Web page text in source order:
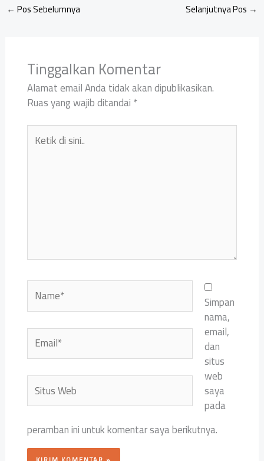
← Pos Sebelumnya Selanjutnya Pos →
Tinggalkan Komentar
Alamat email Anda tidak akan dipublikasikan.
Ruas yang wajib ditandai*
Ketik
Name*
Email*
Situs
Web
Simpan
nama,
email,
dan
situs
web
saya
pada
peramban ini untuk komentar saya berikutnya.